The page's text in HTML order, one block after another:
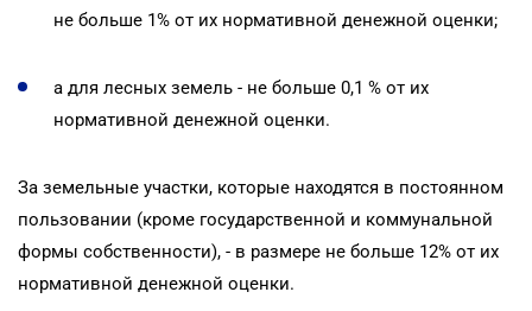
не больше 1% от их нормативной денежной оценки;
а для лесных земель - не больше 0,1 % от их
нормативной денежной оценки.
За земельные участки, которые находятся в постоянном
пользовании (кроме государственной и коммунальной
формы собственности), - в размере не больше 12% от их
нормативной денежной оценки.